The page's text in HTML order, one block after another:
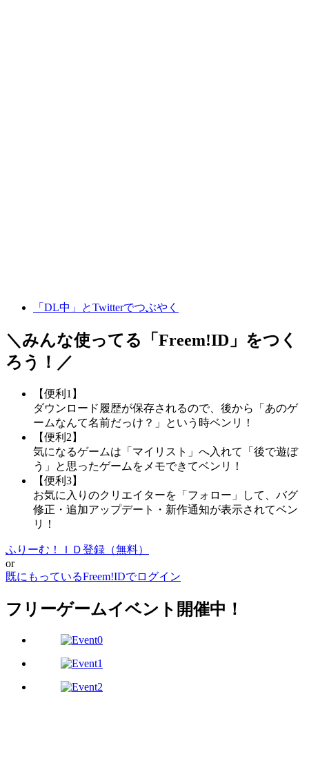
「DL中」とTwitterでつぶやく
＼みんな使ってる「 Freem!ID 」をつく
ろう！／
【便利1】
ダウンロード履歴が保存されるので、後から「あのゲ
ームなんて名前だっけ？」という時ベンリ！
【便利2】
気になるゲームは「マイリスト」へ入れて「後で遊ぼ
う」と思ったゲームをメモできてベンリ！
【便利3】
お気に入りのクリエイターを「フォロー」して、バグ
修正・追加アップデート・新作通知が表示されてベン
リ！
ふりーむ！ＩＤ登録（無料）
or
既にもっているFreem!IDでログイン
フリーゲームイベント開催中！